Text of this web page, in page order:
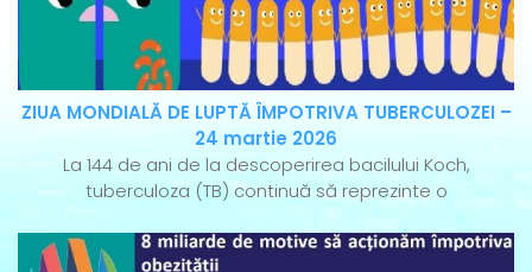
ZIUA MONDIALĂ DE LUPTĂ ÎMPOTRIVA TUBERCULOZEI –
24 martie 2026
La 144 de ani de la descoperirea bacilului Koch,
tuberculoza (TB) continuă să reprezinte o